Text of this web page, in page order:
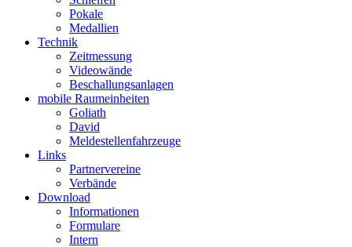
Pokale
Medallien
Technik
Zeitmessung
Videowände
Beschallungsanlagen
mobile Raumeinheiten
Goliath
David
Meldestellenfahrzeuge
Links
Partnervereine
Verbände
Download
Informationen
Formulare
Intern